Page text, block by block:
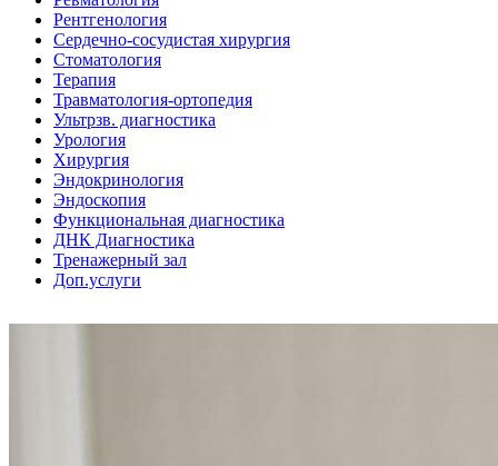
Рентгенология
Сердечно-сосудистая хирургия
Стоматология
Терапия
Травматология-ортопедия
Ультрзв. диагностика
Урология
Хирургия
Эндокринология
Эндоскопия
Функциональная диагностика
ДНК Диагностика
Тренажерный зал
Доп.услуги